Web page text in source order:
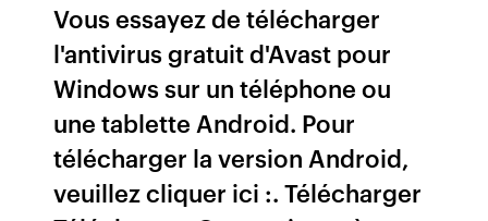
Vous essayez de télécharger
l'antivirus gratuit d'Avast pour
Windows sur un téléphone ou
une tablette Android. Pour
télécharger la version Android,
veuillez cliquer ici :. Télécharger